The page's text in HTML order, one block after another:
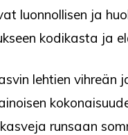
luonnollisen ja
kodikasta ja
lehtien vihreän
runsaan